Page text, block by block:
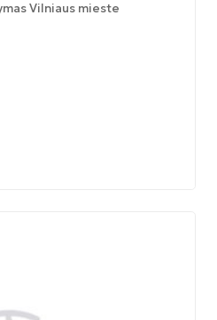
Vilniaus mieste